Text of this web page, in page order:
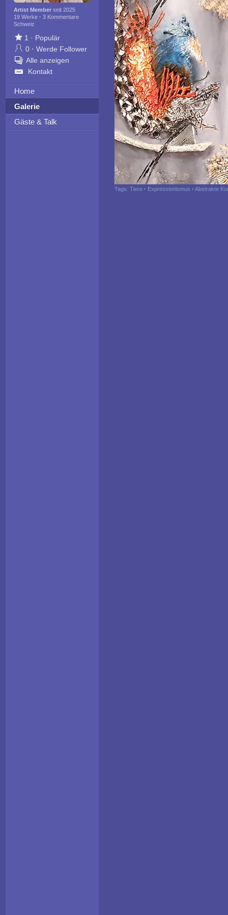
Artist Memberseit 2025
19 Werke · 3 Kommentare
Schweiz
1 · Populär
0 · Werde Follower
Alle anzeigen
Kontakt
Home
Galerie
Gäste & Talk
Tags: Tiere · Expressionismus · Abstrakte